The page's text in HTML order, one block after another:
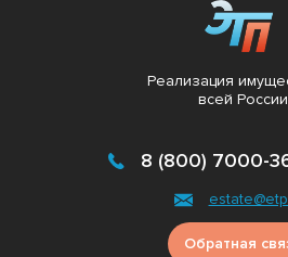
Реализация
всей России
8 (800) 7000-
Обратная